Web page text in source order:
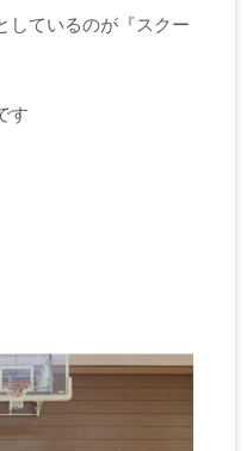
しているのが『スクー
す